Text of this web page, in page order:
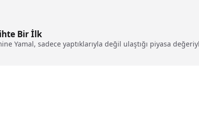
Bir İlk
Yamal, sadece yaptıklarıyla değil ulaştığı piyasa